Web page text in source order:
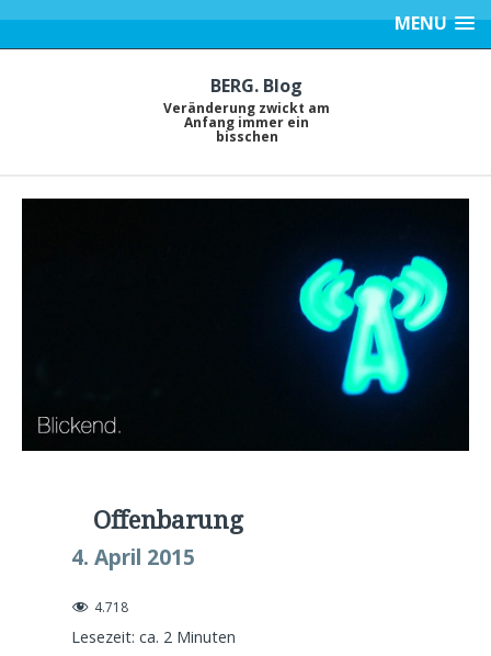
MENU
BERG. Blog
Veränderung zwickt am
Anfang immer ein
bisschen
Offenbarung
4. April 2015
4.718
Lesezeit: ca. 2 Minuten